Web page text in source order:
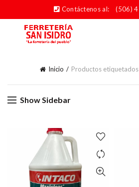
Contáctenos al: (506)
Inicio Productos etiquetados
Show Sidebar